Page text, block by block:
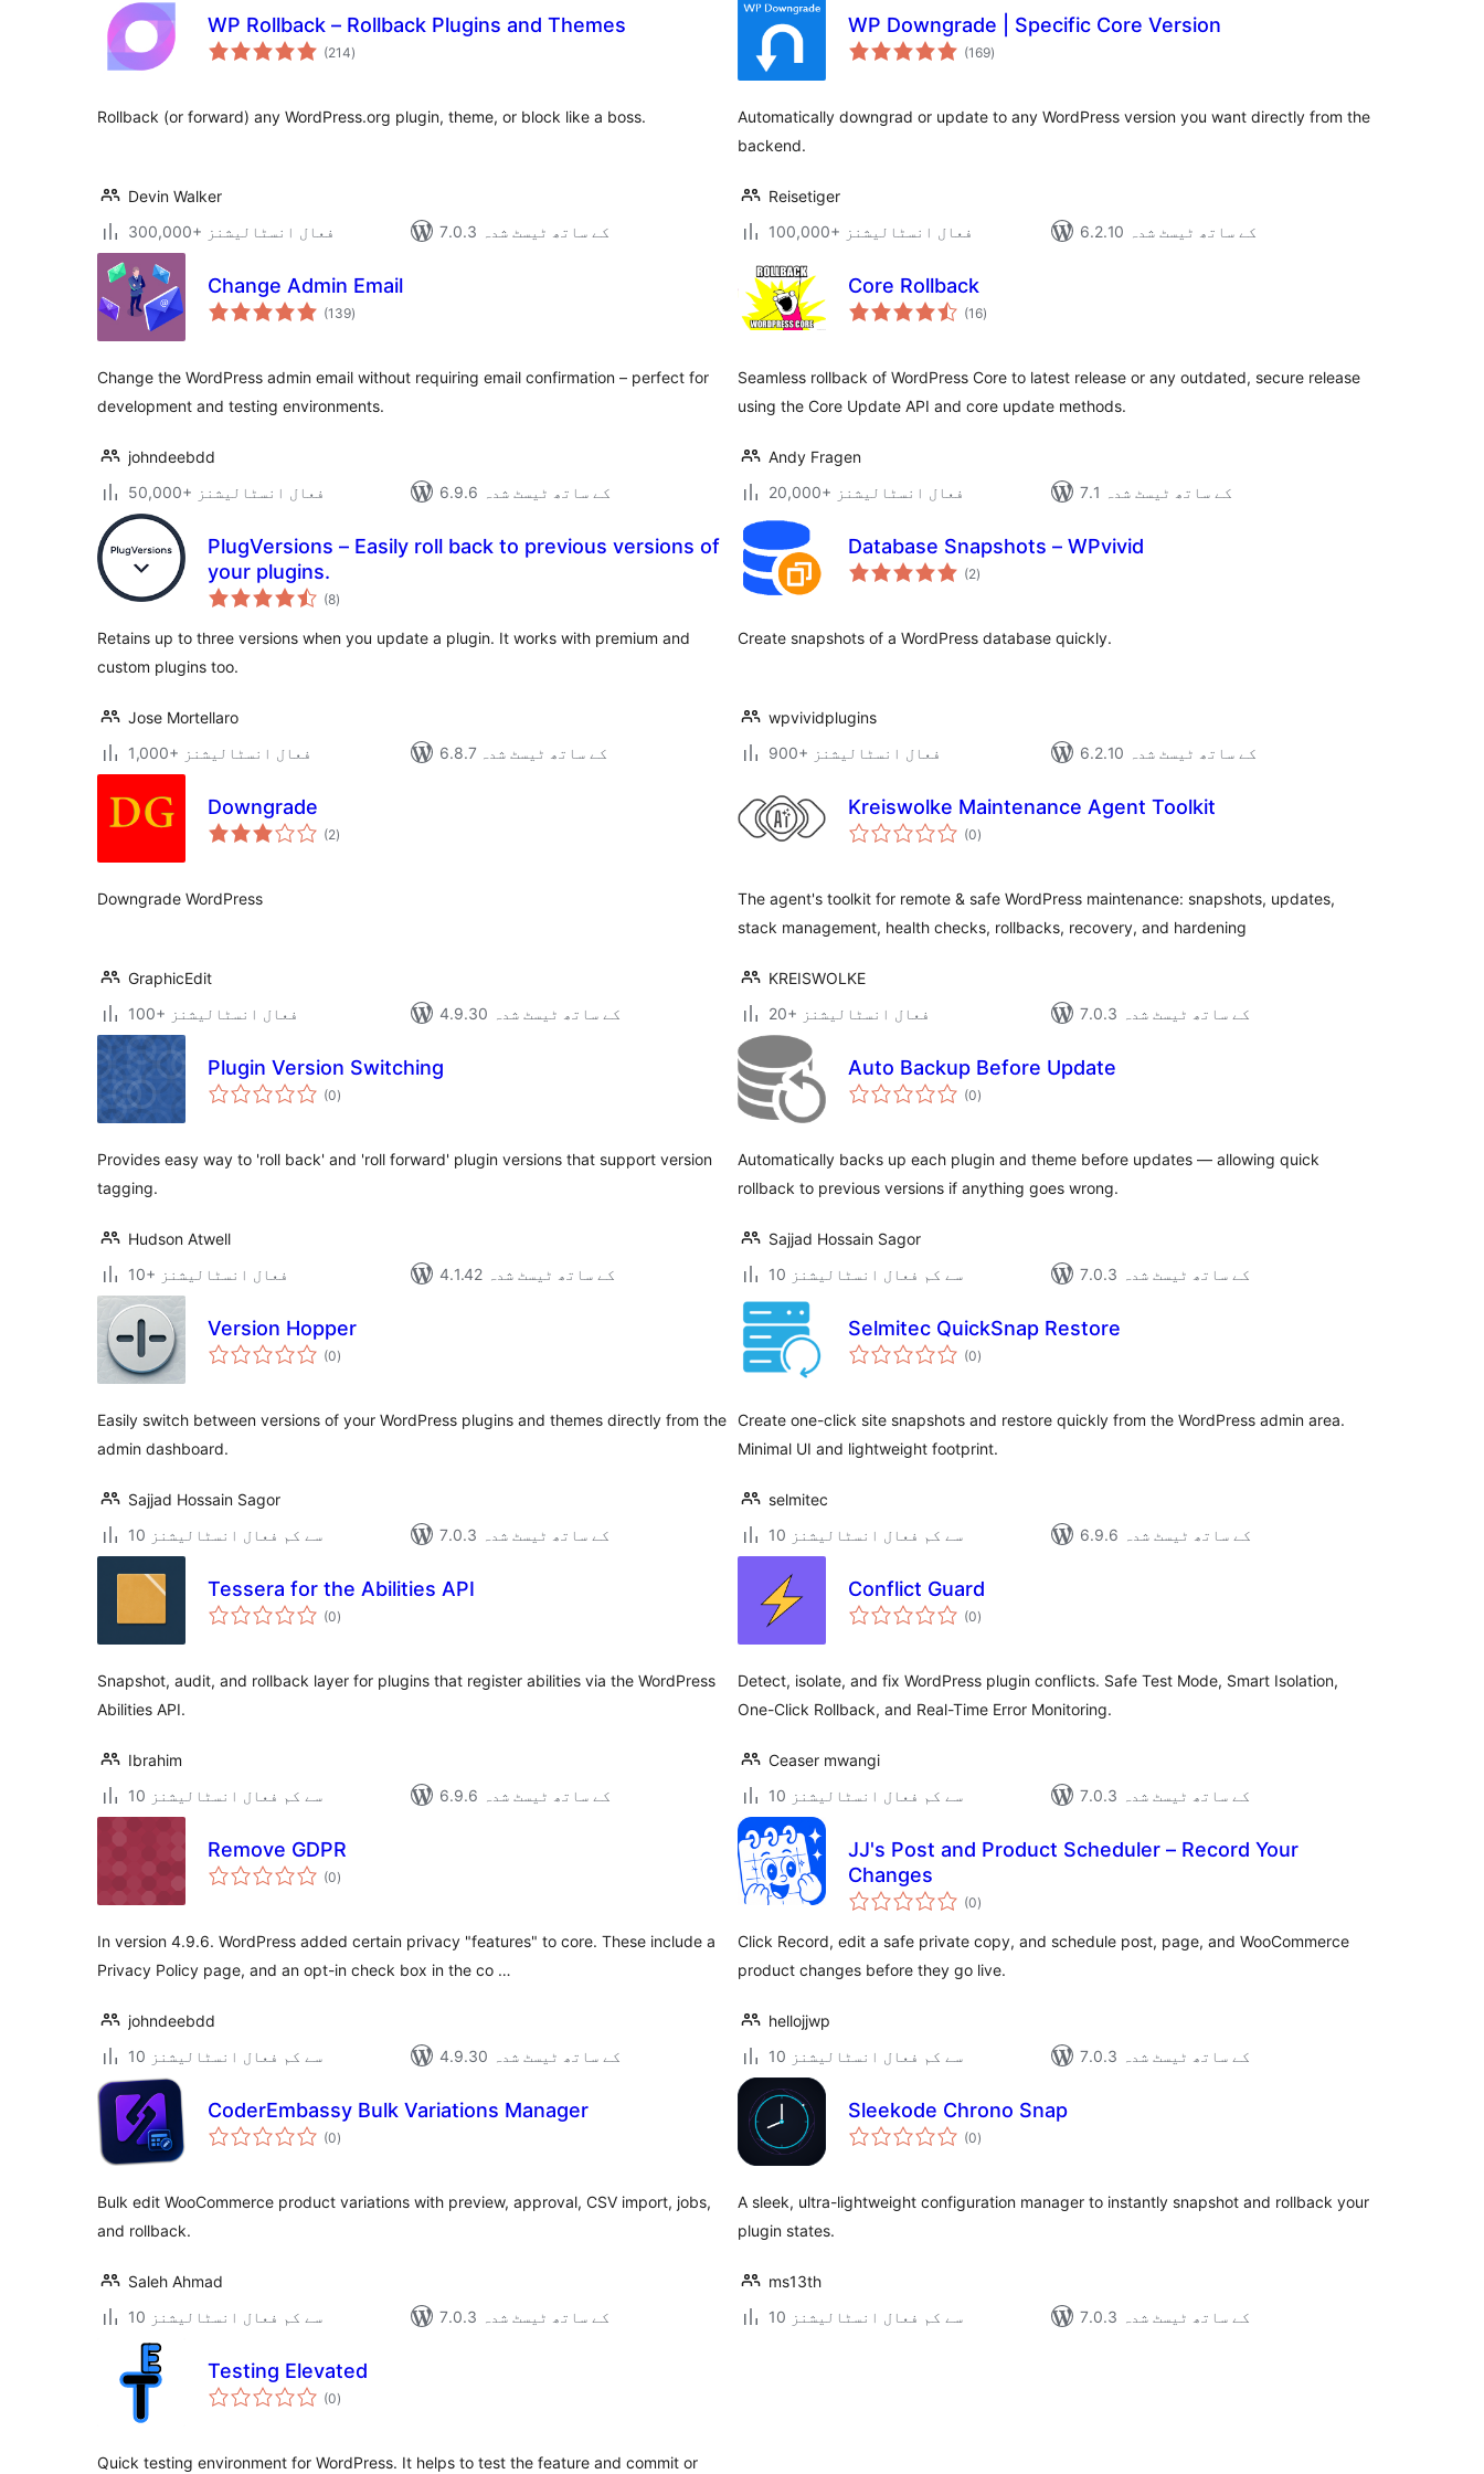
WP Rollback – Rollback Plugins and Themes
(214مجموعی
درجہ
)
Rollback (or forward) any WordPress.org plugin, theme, or block like a boss.
Devin Walker
300,000+ فعال انسٹالیشنز
7.0.3 کے ساتھ ٹیسٹ شدہ
WP Downgrade | Specific Core Version
(169مجموعی
درجہ
)
Automatically downgrad or update to any WordPress version you want directly from the
backend.
Reisetiger
100,000+ فعال انسٹالیشنز
6.2.10 کے ساتھ ٹیسٹ شدہ
Change Admin Email
(139مجموعی
درجہ
)
Change the WordPress admin email without requiring email confirmation – perfect for
development and testing environments.
johndeebdd
50,000+ فعال انسٹالیشنز
6.9.6 کے ساتھ ٹیسٹ شدہ
Core Rollback
(16مجموعی
درجہ
)
Seamless rollback of WordPress Core to latest release or any outdated, secure release
using the Core Update API and core update methods.
Andy Fragen
20,000+ فعال انسٹالیشنز
7.1 کے ساتھ ٹیسٹ شدہ
PlugVersions – Easily roll back to previous versions of
your plugins.
(8مجموعی
درجہ
)
Retains up to three versions when you update a plugin. It works with premium and
custom plugins too.
Jose Mortellaro
1,000+ فعال انسٹالیشنز
6.8.7 کے ساتھ ٹیسٹ شدہ
Database Snapshots – WPvivid
(2مجموعی
درجہ
)
Create snapshots of a WordPress database quickly.
wpvividplugins
900+ فعال انسٹالیشنز
6.2.10 کے ساتھ ٹیسٹ شدہ
Downgrade
(2مجموعی
درجہ
)
Downgrade WordPress
GraphicEdit
100+ فعال انسٹالیشنز
4.9.30 کے ساتھ ٹیسٹ شدہ
Kreiswolke Maintenance Agent Toolkit
(0مجموعی
درجہ
)
The agent's toolkit for remote & safe WordPress maintenance: snapshots, updates,
stack management, health checks, rollbacks, recovery, and hardening
KREISWOLKE
20+ فعال انسٹالیشنز
7.0.3 کے ساتھ ٹیسٹ شدہ
Plugin Version Switching
(0مجموعی
درجہ
)
Provides easy way to 'roll back' and 'roll forward' plugin versions that support version
tagging.
Hudson Atwell
10+ فعال انسٹالیشنز
4.1.42 کے ساتھ ٹیسٹ شدہ
Auto Backup Before Update
(0مجموعی
درجہ
)
Automatically backs up each plugin and theme before updates — allowing quick
rollback to previous versions if anything goes wrong.
Sajjad Hossain Sagor
10 سے کم فعال انسٹالیشنز
7.0.3 کے ساتھ ٹیسٹ شدہ
Version Hopper
(0مجموعی
درجہ
)
Easily switch between versions of your WordPress plugins and themes directly from the
admin dashboard.
Sajjad Hossain Sagor
10 سے کم فعال انسٹالیشنز
7.0.3 کے ساتھ ٹیسٹ شدہ
Selmitec QuickSnap Restore
(0مجموعی
درجہ
)
Create one-click site snapshots and restore quickly from the WordPress admin area.
Minimal UI and lightweight footprint.
selmitec
10 سے کم فعال انسٹالیشنز
6.9.6 کے ساتھ ٹیسٹ شدہ
Tessera for the Abilities API
(0مجموعی
درجہ
)
Snapshot, audit, and rollback layer for plugins that register abilities via the WordPress
Abilities API.
Ibrahim
10 سے کم فعال انسٹالیشنز
6.9.6 کے ساتھ ٹیسٹ شدہ
Conflict Guard
(0مجموعی
درجہ
)
Detect, isolate, and fix WordPress plugin conflicts. Safe Test Mode, Smart Isolation,
One-Click Rollback, and Real-Time Error Monitoring.
Ceaser mwangi
10 سے کم فعال انسٹالیشنز
7.0.3 کے ساتھ ٹیسٹ شدہ
Remove GDPR
(0مجموعی
درجہ
)
In version 4.9.6. WordPress added certain privacy "features" to core. These include a
Privacy Policy page, and an opt-in check box in the co …
johndeebdd
10 سے کم فعال انسٹالیشنز
4.9.30 کے ساتھ ٹیسٹ شدہ
JJ's Post and Product Scheduler – Record Your
Changes
(0مجموعی
درجہ
)
Click Record, edit a safe private copy, and schedule post, page, and WooCommerce
product changes before they go live.
hellojjwp
10 سے کم فعال انسٹالیشنز
7.0.3 کے ساتھ ٹیسٹ شدہ
CoderEmbassy Bulk Variations Manager
(0مجموعی
درجہ
)
Bulk edit WooCommerce product variations with preview, approval, CSV import, jobs,
and rollback.
Saleh Ahmad
10 سے کم فعال انسٹالیشنز
7.0.3 کے ساتھ ٹیسٹ شدہ
Sleekode Chrono Snap
(0مجموعی
درجہ
)
A sleek, ultra-lightweight configuration manager to instantly snapshot and rollback your
plugin states.
ms13th
10 سے کم فعال انسٹالیشنز
7.0.3 کے ساتھ ٹیسٹ شدہ
Testing Elevated
(0مجموعی
درجہ
)
Quick testing environment for WordPress. It helps to test the feature and commit or